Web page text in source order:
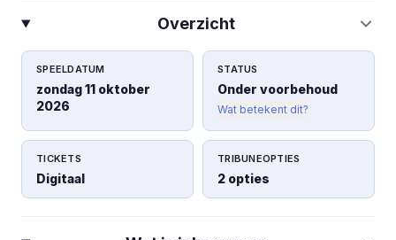
Overzicht
SPEELDATUM
zondag 11 oktober
2026
STATUS
Onder voorbehoud
Wat betekent dit?
TICKETS
Digitaal
TRIBUNEOPTIES
2 opties